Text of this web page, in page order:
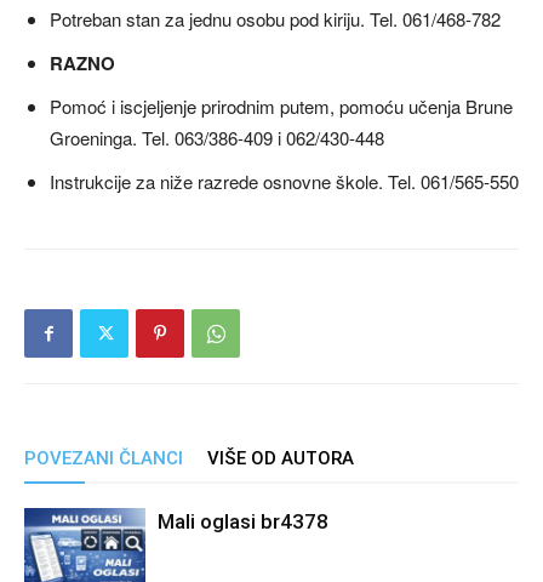
Potreban stan za jednu osobu pod kiriju. Tel. 061/468-782
RAZNO
Pomoć i iscjeljenje prirodnim putem, pomoću učenja Brune
Groeninga. Tel. 063/386-409 i 062/430-448
Instrukcije za niže razrede osnovne škole. Tel. 061/565-550
POVEZANI ČLANCI VIŠE OD AUTORA
Mali oglasi br4378